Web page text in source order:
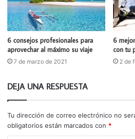
6 consejos profesionales para
aprovechar al máximo su viaje
7 de marzo de 2021
6
con tu
2 de
DEJA UNA RESPUESTA
Tu dirección de correo electrónico no
obligatorios están marcados con *